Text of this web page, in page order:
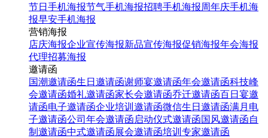
节日手机海报节气手机海报招聘手机海报周年庆手机海
报早安手机海报
营销海报
店庆海报企业宣传海报新品宣传海报促销海报年会海报
代理招募海报
邀请函
国潮邀请函生日邀请函谢师宴邀请函年会邀请函科技峰
会邀请函婚礼邀请函家长会邀请函乔迁邀请函百日宴邀
请函电子邀请函企业培训邀请函微信生日邀请函满月电
子邀请函公司年会邀请函 启动仪式邀请函国风邀请函自
制邀请函中式邀请函展会邀请函培训专家邀请函